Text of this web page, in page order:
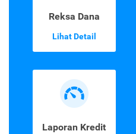
Reksa Dana
Lihat Detail
Laporan Kredit